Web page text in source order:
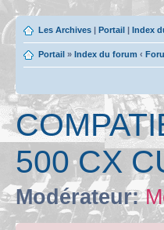
Les Archives | Portail | Index
Portail » Index du forum ‹
500 CX
Modérateur: